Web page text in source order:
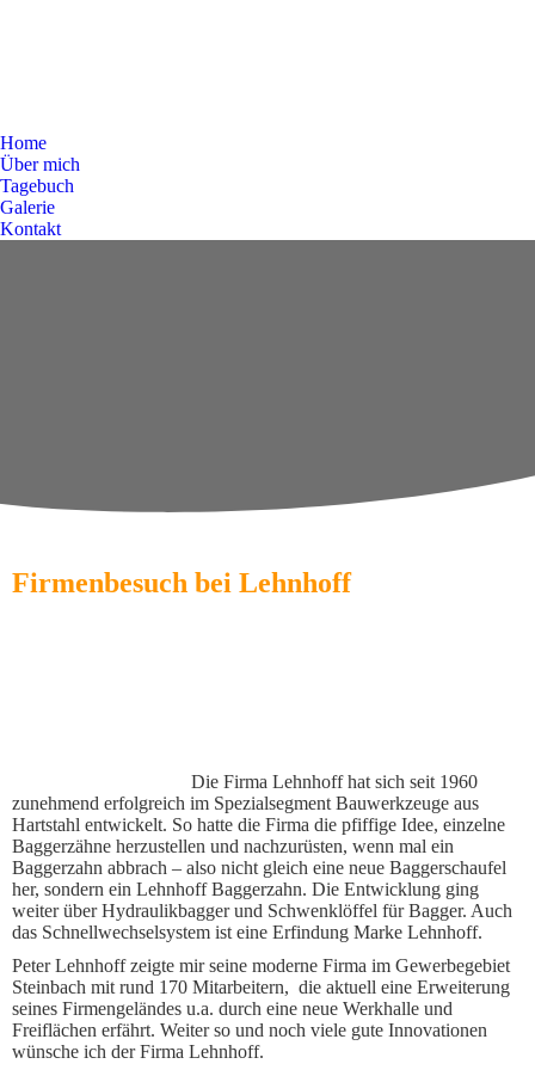
Home
Über mich
Tagebuch
Galerie
Kontakt
Firmenbesuch bei Lehnhoff
Die Firma Lehnhoff hat sich seit 1960
zunehmend erfolgreich im Spezialsegment Bauwerkzeuge aus
Hartstahl entwickelt. So hatte die Firma die pfiffige Idee, einzelne
Baggerzähne herzustellen und nachzurüsten, wenn mal ein
Baggerzahn abbrach – also nicht gleich eine neue Baggerschaufel
her, sondern ein Lehnhoff Baggerzahn. Die Entwicklung ging
weiter über Hydraulikbagger und Schwenklöffel für Bagger. Auch
das Schnellwechselsystem ist eine Erfindung Marke Lehnhoff.
Peter Lehnhoff zeigte mir seine moderne Firma im Gewerbegebiet
Steinbach mit rund 170 Mitarbeitern, die aktuell eine Erweiterung
seines Firmengeländes u.a. durch eine neue Werkhalle und
Freiflächen erfährt. Weiter so und noch viele gute Innovationen
wünsche ich der Firma Lehnhoff.